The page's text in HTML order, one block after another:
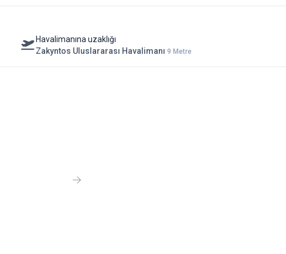
Havalimanına uzaklığı
Zakyntos Uluslararası Havalimanı9 Metre